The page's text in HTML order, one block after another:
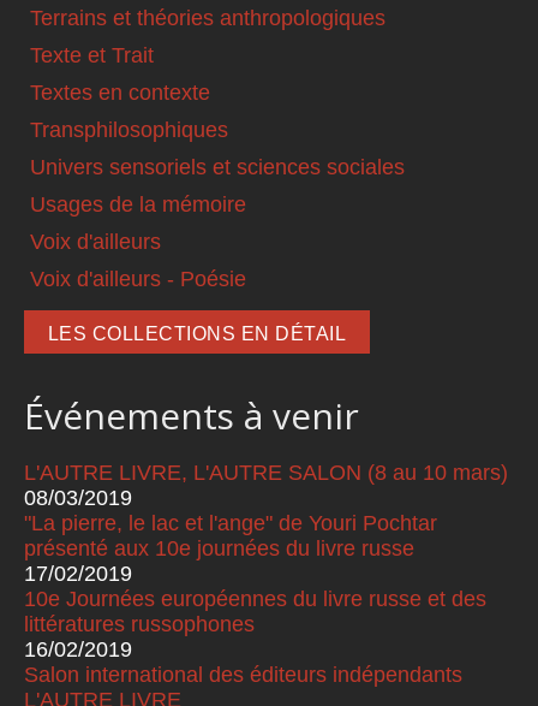
Terrains et théories anthropologiques
Texte et Trait
Textes en contexte
Transphilosophiques
Univers sensoriels et sciences sociales
Usages de la mémoire
Voix d'ailleurs
Voix d'ailleurs - Poésie
LES COLLECTIONS EN DÉTAIL
Événements à venir
L'AUTRE LIVRE, L'AUTRE SALON (8 au 10 mars)
08/03/2019
"La pierre, le lac et l'ange" de Youri Pochtar
présenté aux 10e journées du livre russe
17/02/2019
10e Journées européennes du livre russe et des
littératures russophones
16/02/2019
Salon international des éditeurs indépendants
L'AUTRE LIVRE